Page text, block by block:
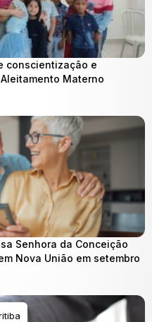
conscientização e
Materno
Senhora da Conceição
Nova União em setembro